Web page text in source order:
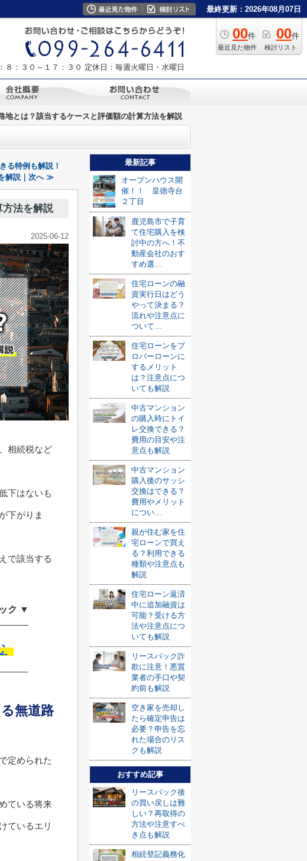
最終更新：2026年08月07日
00件
最近見た物件
00件
検討リスト
８：３０～１７：３０ 定休日：毎週火曜日・水曜日
地とは？該当するケースと評価額の計算方法を解説
る特例も解説！
解説｜次へ ≫
方法を解説
2025-06-12
相続税など
下はないも
下がりま
で該当する
ク ▼
無道路
定められた
ている将来
ているエリ
最新記事
オープンハウス開
催！！ 皇徳寺台
２丁目
鹿児島市で子育
て住宅購入を検
討中の方へ！不
動産会社のおす
すめ選...
住宅ローンの融
資実行日はどう
やって決まる？
流れや注意点に
ついて...
住宅ローンをプ
ロパーローンに
するメリット
は？注意点につ
いても解説
中古マンション
の購入時にトイ
レ交換できる？
費用の目安や注
意点も解説
中古マンション
購入後のサッシ
交換はできる？
費用やメリット
につい...
親が住む家を住
宅ローンで買え
る？利用できる
種類や注意点も
解説
住宅ローン返済
中に追加融資は
可能？受ける方
法や注意点につ
いても解説
リースバック詐
欺に注意！悪質
業者の手口や契
約前も解説
空き家を売却し
たら確定申告は
必要？申告を忘
れた場合のリス
クも解説
おすすめ記事
リースバック後
の買い戻しは難
しい？再取得の
方法や注意すべ
き点も解説
相続登記義務化